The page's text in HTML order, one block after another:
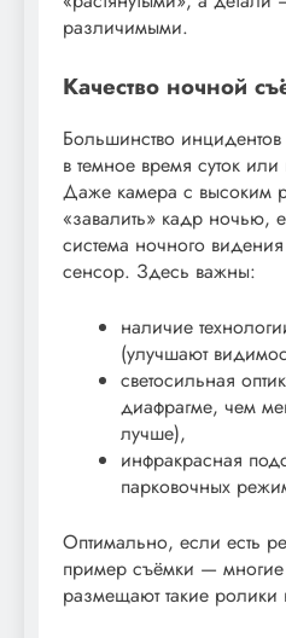
различимыми.
Качество ночной
Большинство
в темное время суток
Даже камера с высоким
«завалить» кадр ночью,
система ночного
сенсор. Здесь важны:
наличие
(улучшают
светосильная
диафрагме, чем
лучше),
инфракрасная
парковочных
Оптимально, если есть
пример съёмки — многие
размещают такие ролики